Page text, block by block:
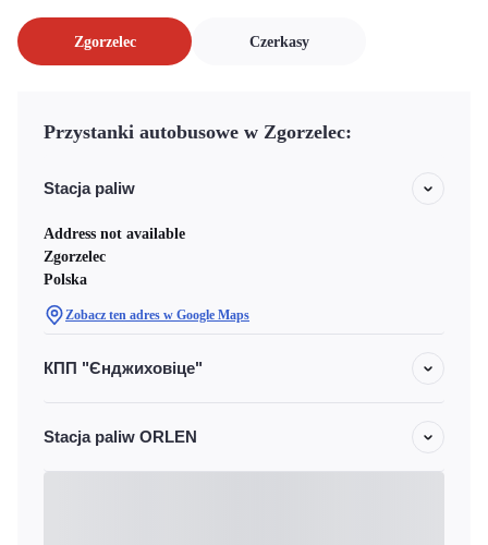
Zgorzelec Czerkasy
Przystanki autobusowe w Zgorzelec:
Stacja paliw
Address not available
Zgorzelec
Polska
Zobacz ten adres w Google Maps
КПП "Єнджиховіце"
Stacja paliw ORLEN